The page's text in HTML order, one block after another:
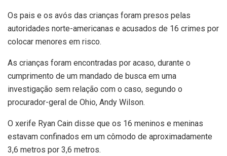
Os pais e os avós das crianças foram presos pelas
autoridades norte-americanas e acusados de 16 crimes por
colocar menores em risco.
As crianças foram encontradas por acaso, durante o
cumprimento de um mandado de busca em uma
investigação sem relação com o caso, segundo o
procurador-geral de Ohio, Andy Wilson.
O xerife Ryan Cain disse que os 16 meninos e meninas
estavam confinados em um cômodo de aproximadamente
3,6 metros por 3,6 metros.